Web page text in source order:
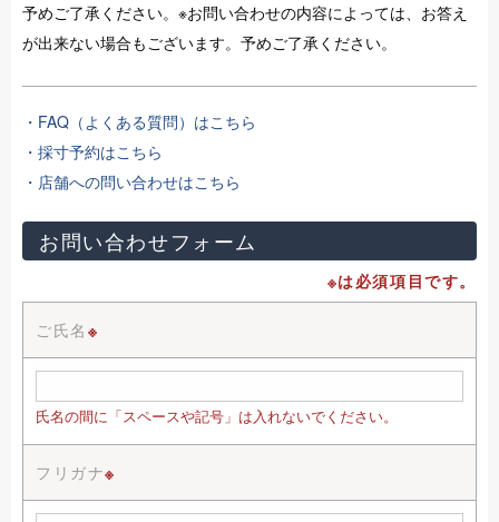
予めご了承ください。※お問い合わせの内容によっては、お答え
が出来ない場合もございます。予めご了承ください。
・FAQ（よくある質問）はこちら
・採寸予約はこちら
・店舗への問い合わせはこちら
お問い合わせフォーム
※は必須項目です。
ご氏名 ※
氏名の間に「スペースや記号」は入れないでください。
フリガナ※